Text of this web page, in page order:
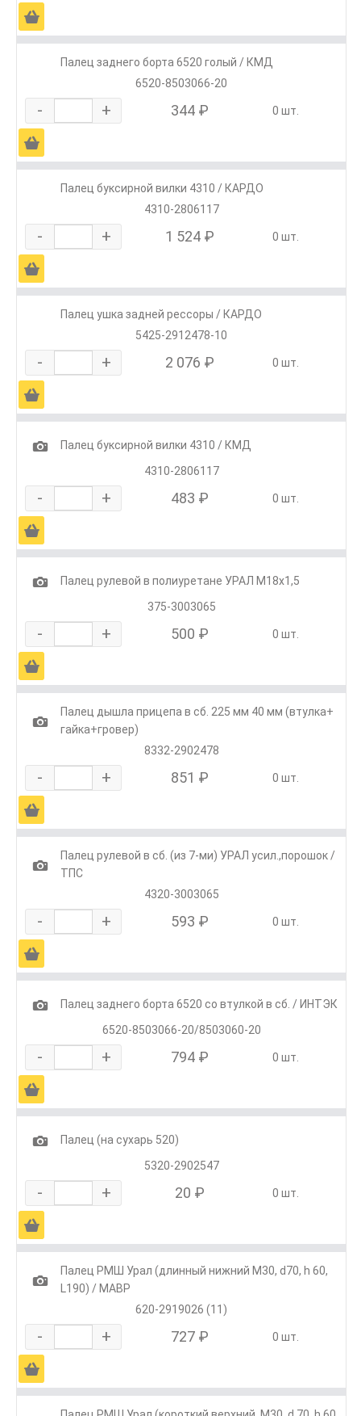
Ä
Палец заднего борта 6520 голый / КМД
6520-8503066-20
- + 344 ₽ 0 шт.
Ä
Палец буксирной вилки 4310 / КАРДО
4310-2806117
- + 1 524 ₽ 0 шт.
Ä
Палец ушка задней рессоры / КАРДО
5425-2912478-10
- + 2 076 ₽ 0 шт.
Ä
1
Палец буксирной вилки 4310 / КМД
4310-2806117
- + 483 ₽ 0 шт.
Ä
1
Палец рулевой в полиуретане УРАЛ М18х1,5
375-3003065
- + 500 ₽ 0 шт.
Ä
1
Палец дышла прицепа в сб. 225 мм 40 мм (втулка+
гайка+гровер)
8332-2902478
- + 851 ₽ 0 шт.
Ä
1
Палец рулевой в сб. (из 7-ми) УРАЛ усил.,порошок /
ТПС
4320-3003065
- + 593 ₽ 0 шт.
Ä
1
Палец заднего борта 6520 со втулкой в сб. / ИНТЭК
6520-8503066-20/8503060-20
- + 794 ₽ 0 шт.
Ä
1
Палец (на сухарь 520)
5320-2902547
- + 20 ₽ 0 шт.
Ä
1
Палец РМШ Урал (длинный нижний М30, d70, h 60,
L190) / МАВР
620-2919026 (11)
- + 727 ₽ 0 шт.
Ä